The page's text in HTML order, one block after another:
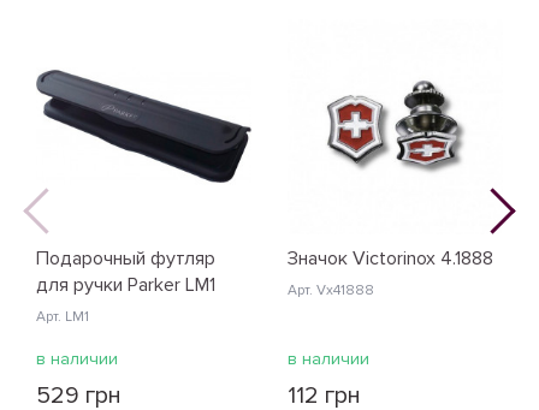
Подарочный футляр
для ручки Parker LM1
Арт. LM1
в наличии
529 грн
Значок Victorinox 4.1888
Арт. Vx41888
в наличии
112 грн